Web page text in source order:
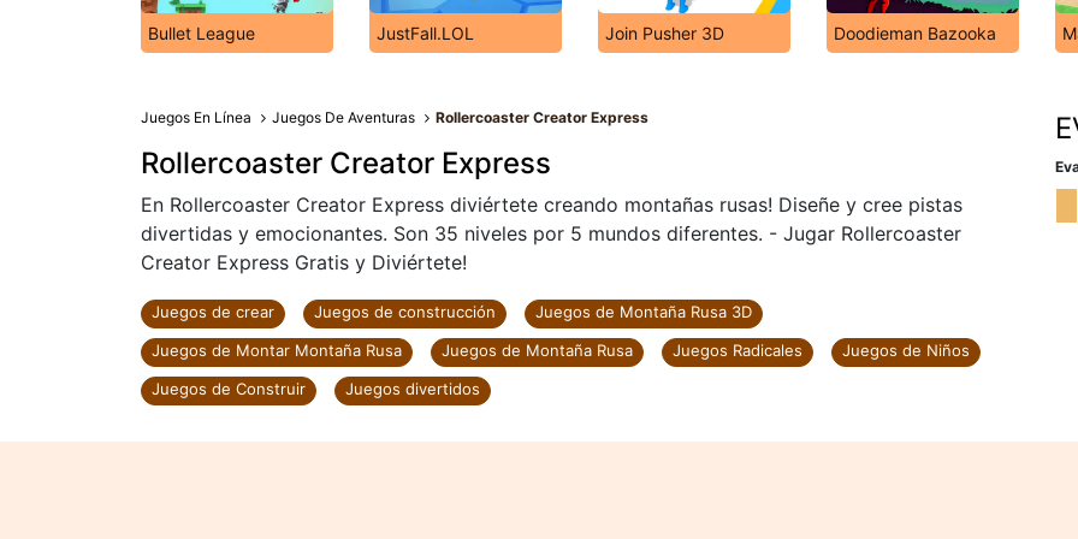
Bullet League JustFall.LOL Join Pusher 3D Doodieman Bazooka
Juegos En Línea Juegos De Aventuras Rollercoaster Creator Express
Rollercoaster Creator Express
En Rollercoaster Creator Express diviértete creando montañas rusas! Diseñe y cree pistas
divertidas y emocionantes. Son 35 niveles por 5 mundos diferentes. - Jugar Rollercoaster
Creator Express Gratis y Diviértete!
Juegos de crear Juegos de construcción
Juegos de Montaña Rusa 3D
Juegos de Montar Montaña Rusa
Juegos de Montaña Rusa Juegos Radicales
Juegos de Niños
Juegos de Construir
Juegos divertidos